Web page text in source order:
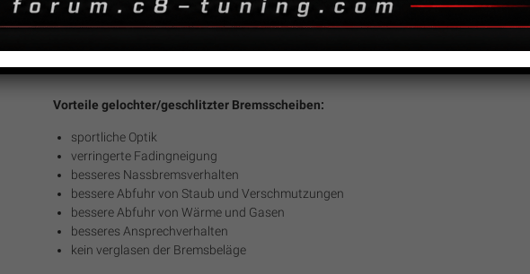
– gelochte Bremsscheiben für die Rennstreckennutzung
Vorteile gelochter/geschlitzter Bremsscheiben:
sportliche Optik
verringerte Fadingneigung
besseres Nassbremsverhalten
bessere Abfuhr von Staub und Verschmutzungen
bessere Abfuhr von Wärme und Gasen
besseres Ansprechverhalten
kein verglasen der Bremsbeläge